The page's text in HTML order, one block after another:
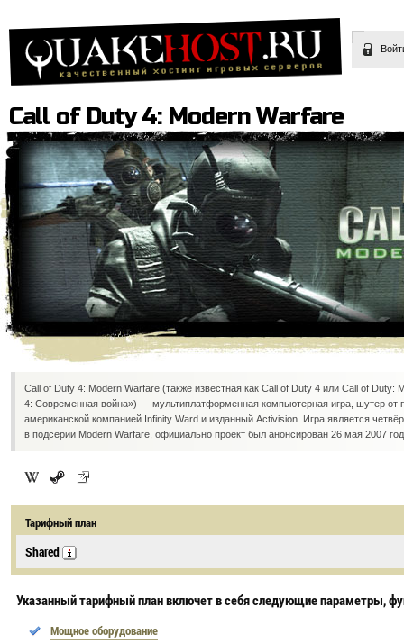
Call of Duty 4: Modern Warfare
Call of Duty 4: Modern Warfare (также известная как Call of Duty 4 или Call of Duty:
4: Современная война») — мультиплатформенная компьютерная игра, шутер от
американской компанией Infinity Ward и изданный Activision. Игра является
в подсерии Modern Warfare, официально проект был анонсирован 26 мая 2007
Тарифный план
Shared
Указанный тарифный план включет в себя следующие параметры,
Мощное оборудование